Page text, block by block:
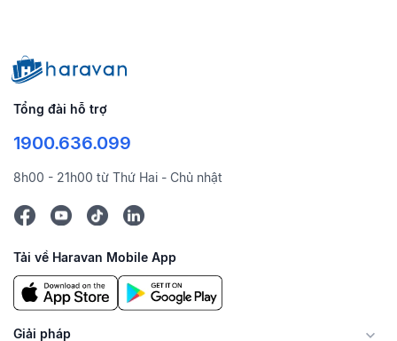
Tổng đài hỗ trợ
1900.636.099
8h00 - 21h00 từ Thứ Hai - Chủ nhật
Tải về Haravan Mobile App
Giải pháp